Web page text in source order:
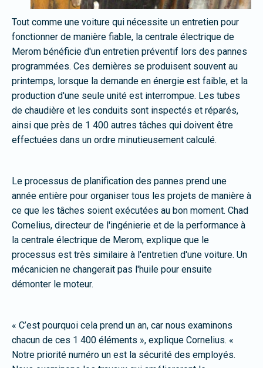
Tout comme une voiture qui nécessite un entretien pour
fonctionner de manière fiable, la centrale électrique de
Merom bénéficie d'un entretien préventif lors des pannes
programmées. Ces dernières se produisent souvent au
printemps, lorsque la demande en énergie est faible, et la
production d'une seule unité est interrompue. Les tubes
de chaudière et les conduits sont inspectés et réparés,
ainsi que près de 1 400 autres tâches qui doivent être
effectuées dans un ordre minutieusement calculé.
Le processus de planification des pannes prend une
année entière pour organiser tous les projets de manière à
ce que les tâches soient exécutées au bon moment. Chad
Cornelius, directeur de l'ingénierie et de la performance à
la centrale électrique de Merom, explique que le
processus est très similaire à l'entretien d'une voiture. Un
mécanicien ne changerait pas l'huile pour ensuite
démonter le moteur.
« C’est pourquoi cela prend un an, car nous examinons
chacun de ces 1 400 éléments », explique Cornelius. «
Notre priorité numéro un est la sécurité des employés.